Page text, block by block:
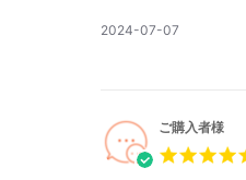
公
2024-07-07
ご購入者様